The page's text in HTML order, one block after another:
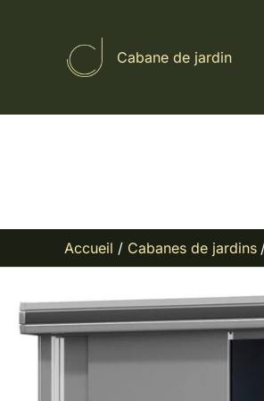
Cabane de jardin
Accueil Cabanes de jardins